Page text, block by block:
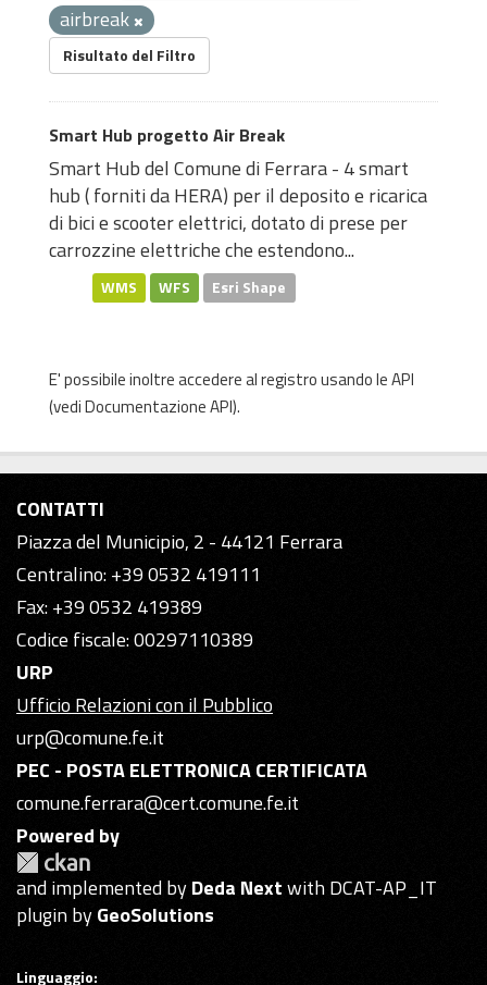
airbreak
Risultato del Filtro
Smart Hub progetto Air Break
Smart Hub del Comune di Ferrara - 4 smart
hub ( forniti da HERA) per il deposito e ricarica
di bici e scooter elettrici, dotato di prese per
carrozzine elettriche che estendono...
WMS WFS Esri Shape
E' possibile inoltre accedere al registro usando leAPI
(vediDocumentazione API).
CONTATTI
Piazza del Municipio, 2 - 44121 Ferrara
Centralino: +39 0532 419111
Fax: +39 0532 419389
Codice fiscale: 00297110389
URP
Ufficio Relazioni con il Pubblico
urp@comune.fe.it
PEC - POSTA ELETTRONICA CERTIFICATA
comune.ferrara@cert.comune.fe.it
Powered by
and implemented byDeda Nextwith DCAT-AP_IT
plugin byGeoSolutions
Linguaggio